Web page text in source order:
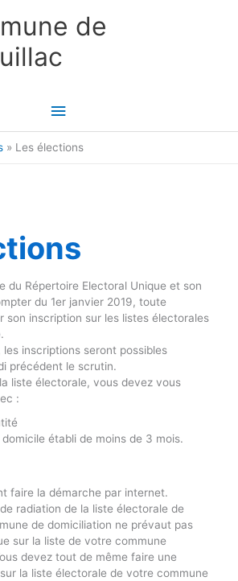
de
Menu
principal
Les élections
du Répertoire Electoral Unique et son
du 1er janvier 2019, toute
son inscription sur les listes électorales
inscriptions seront possibles
précédent le scrutin.
liste électorale, vous devez vous
:
établi de moins de 3 mois.
faire la démarche par internet.
radiation de la liste électorale de
de domiciliation ne prévaut pas
sur la liste de votre commune
devez tout de même faire une
la liste électorale de votre commune